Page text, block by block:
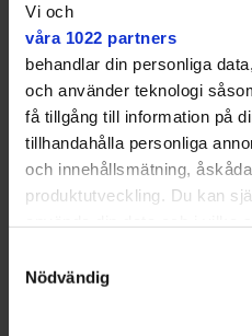
Vi och
våra 1022 partners
behandlar din personliga
och använder teknologi
få tillgång till information på
tillhandahålla personliga
och innehållsmätning,
produktutveckling. Du kan
Med din tillåtelse skulle vi
som kan ha en
Nödvändig
når krogen.
The Public är den krog i
utökat serveringstillstånd
klockan 23 på söndagen
klockan 07 på
Stämningen